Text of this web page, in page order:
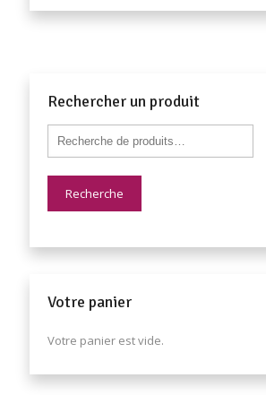
Rechercher un produit
Recherche
Votre panier
Votre panier est vide.